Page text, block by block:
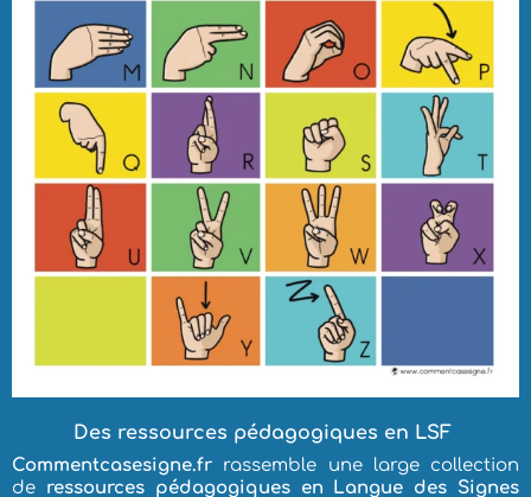
Des ressources pédagogiques en LSF
Commentcasesigne.fr rassemble une large collection
de ressources pédagogiques en Langue des Signes